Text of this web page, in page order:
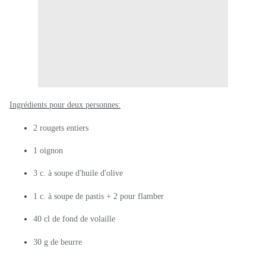
Ingrédients pour deux personnes:
2 rougets entiers
1 oignon
3 c. à soupe d'huile d'olive
1 c. à soupe de pastis + 2 pour flamber
40 cl de fond de volaille
30 g de beurre